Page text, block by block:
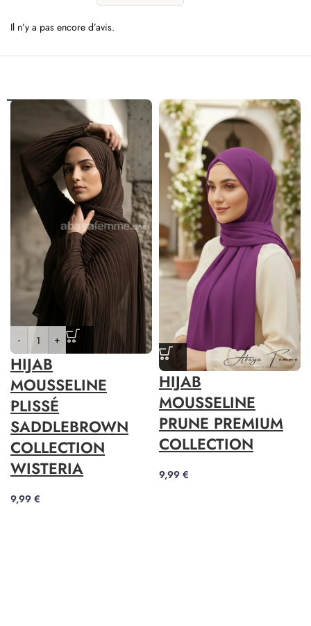
Il n’y a pas encore d’avis.
- +
HIJAB
MOUSSELINE
PLISSÉ
SADDLEBROWN
COLLECTION
WISTERIA
9,99 €
HIJAB
MOUSSELINE
PRUNE PREMIUM
COLLECTION
9,99 €